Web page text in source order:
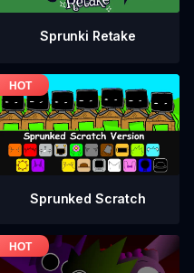
Sprunki Retake
Sprunked Scratch